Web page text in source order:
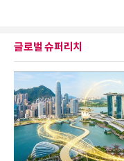
글로벌 슈퍼리치